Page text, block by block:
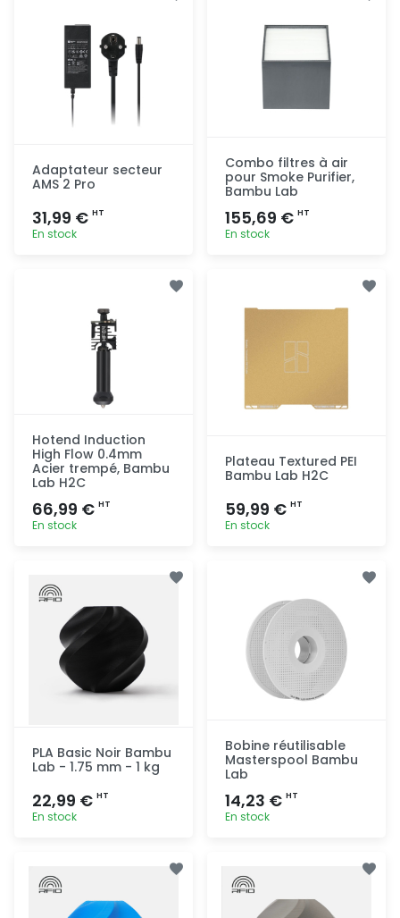
Adaptateur secteur
AMS 2 Pro
31,99 € HT
En stock
Combo filtres à air
pour Smoke Purifier,
Bambu Lab
155,69 € HT
En stock
Hotend Induction
High Flow 0.4mm
Acier trempé, Bambu
Lab H2C
66,99 € HT
En stock
Plateau Textured PEI
Bambu Lab H2C
59,99 € HT
En stock
PLA Basic Noir Bambu
Lab - 1.75 mm - 1 kg
22,99 € HT
En stock
Bobine réutilisable
Masterspool Bambu
Lab
14,23 € HT
En stock